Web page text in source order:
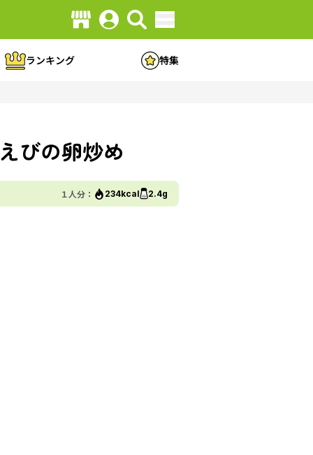
ランキング 特集
びの卵炒め
１人分： 234kcal 2.4g